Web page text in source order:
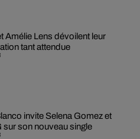
Amélie Lens dévoilent leur
tant attendue
invite Selena Gomez et
sur son nouveau single